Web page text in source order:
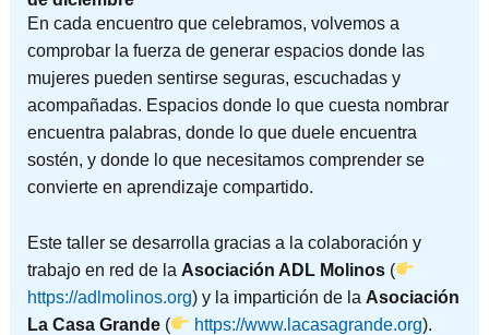
En cada encuentro que celebramos, volvemos a
comprobar la fuerza de generar espacios donde las
mujeres pueden sentirse seguras, escuchadas y
acompañadas. Espacios donde lo que cuesta nombrar
encuentra palabras, donde lo que duele encuentra
sostén, y donde lo que necesitamos comprender se
convierte en aprendizaje compartido.
Este taller se desarrolla gracias a la colaboración y
trabajo en red de la Asociación ADL Molinos(
https://adlmolinos.org) y la impartición de la Asociación
La Casa Grande( https://www.lacasagrande.org).